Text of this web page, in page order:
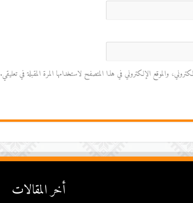
والموقع الإلكتروني في هذا المتصفح لاستخدامها المرة المقبلة في تعليقي.
أخر المقالات